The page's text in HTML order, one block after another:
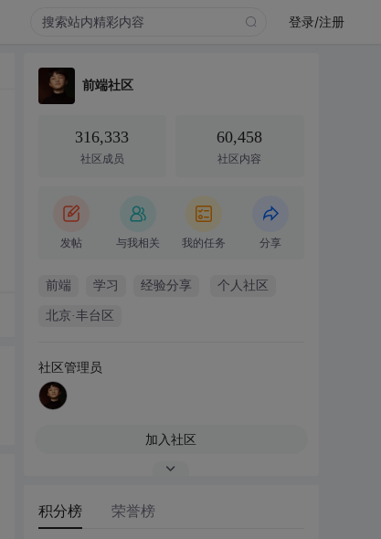
登录/注册
前端社区
316,333
社区成员
60,458
社区内容
发帖 与我相关 我的任务 分享
前端 学习 经验分享 个人社区
北京·丰台区
社区管理员
加入社区
积分榜 荣誉榜